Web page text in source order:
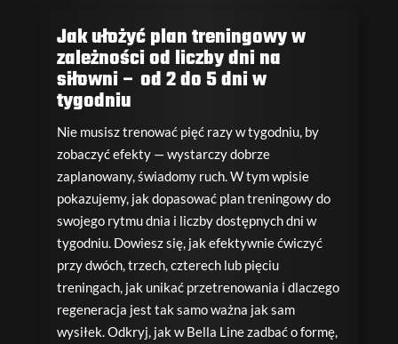
Jak ułożyć plan treningowy w
zależności od liczby dni na
siłowni – od 2 do 5 dni w
tygodniu
Nie musisz trenować pięć razy w tygodniu, by
zobaczyć efekty — wystarczy dobrze
zaplanowany, świadomy ruch. W tym wpisie
pokazujemy, jak dopasować plan treningowy do
swojego rytmu dnia i liczby dostępnych dni w
tygodniu. Dowiesz się, jak efektywnie ćwiczyć
przy dwóch, trzech, czterech lub pięciu
treningach, jak unikać przetrenowania i dlaczego
regeneracja jest tak samo ważna jak sam
wysiłek. Odkryj, jak w Bella Line zadbać o formę,